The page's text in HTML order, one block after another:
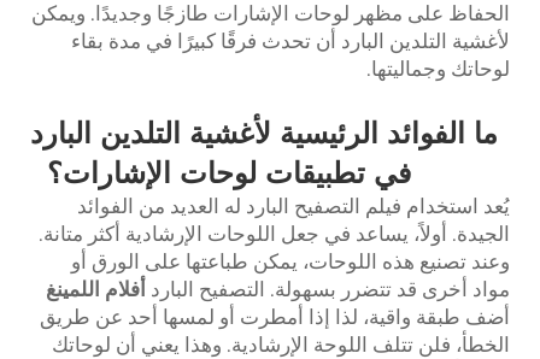
الحفاظ على مظهر لوحات الإشارات طازجًا وجديدًا. ويمكن
لأغشية التلدين البارد أن تحدث فرقًا كبيرًا في مدة بقاء
لوحاتك وجماليتها.
ما الفوائد الرئيسية لأغشية التلدين البارد
في تطبيقات لوحات الإشارات؟
يُعد استخدام فيلم التصفيح البارد له العديد من الفوائد
الجيدة. أولاً، يساعد في جعل اللوحات الإرشادية أكثر متانة.
وعند تصنيع هذه اللوحات، يمكن طباعتها على الورق أو
مواد أخرى قد تتضرر بسهولة. التصفيح البارد أفلام اللمينغ
أضف طبقة واقية، لذا إذا أمطرت أو لمسها أحد عن طريق
الخطأ، فلن تتلف اللوحة الإرشادية. وهذا يعني أن لوحاتك